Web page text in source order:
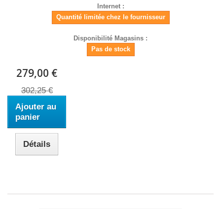
Internet :
Quantité limitée chez le fournisseur
Disponibilité Magasins :
Pas de stock
279,00 €
302,25 €
Ajouter au
panier
Détails